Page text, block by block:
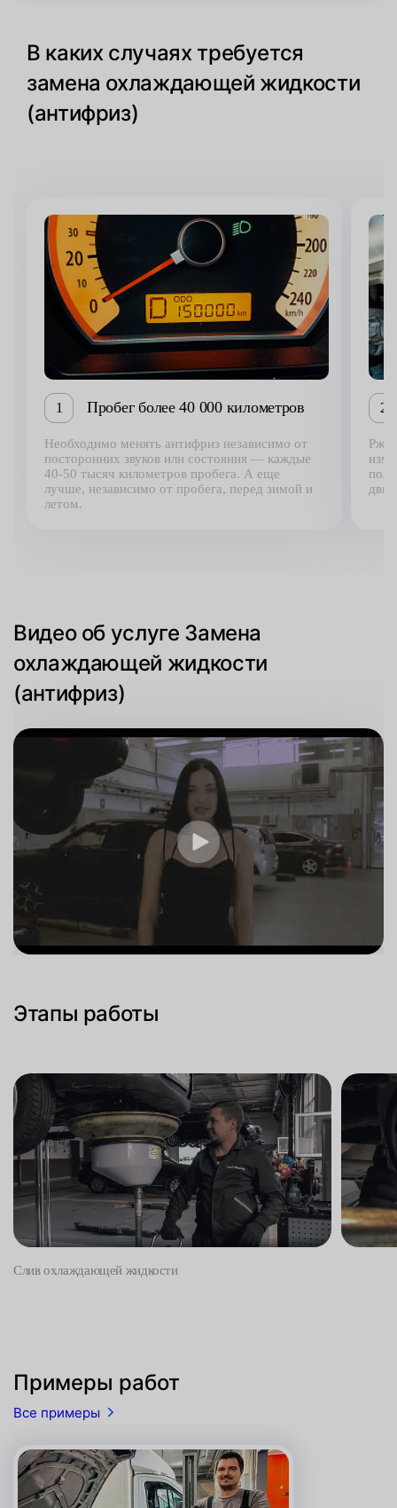
В каких случаях требуется
замена охлаждающей жидкости
(антифриз)
1 Пробег более 40 000 километров
Необходимо менять антифриз независимо от
посторонних звуков или состояния — каждые
40-50 тысяч километров пробега. А еще
лучше, независимо от пробега, перед зимой и
летом.
2
Видео об услуге Замена
охлаждающей жидкости
(антифриз)
Этапы работы
Слив охлаждающей жидкости
Примеры работ
Все примеры